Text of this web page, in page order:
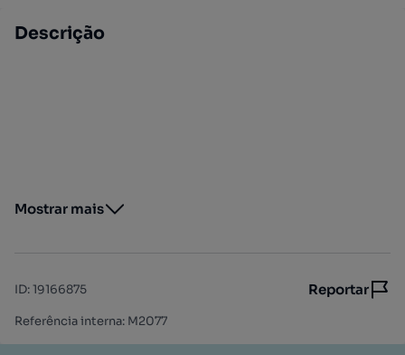
Descrição
Mostrar mais
ID:19166875 Reportar
Referência interna: M2077